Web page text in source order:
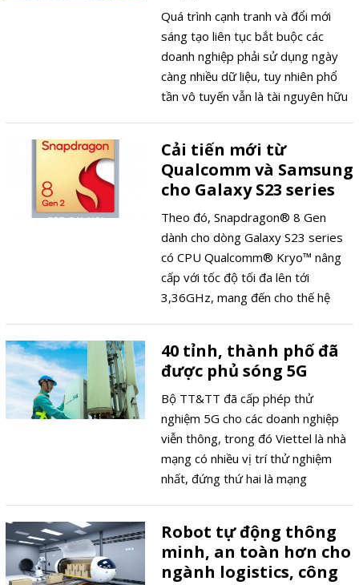
Quá trình cạnh tranh và đổi mới
sáng tạo liên tục bắt buộc các
doanh nghiệp phải sử dụng ngày
càng nhiều dữ liệu, tuy nhiên phổ
tần vô tuyến vẫn là tài nguyên hữu
hiện nay và 6G sắp tới sẽ tiếp tục
tạo ra nhu cầu khổng lồ về dữ liệu
tốc độ cao. Ngoài ra, trong tương
lai, các ứng dụng mới hiện còn chưa
được phát minh sẽ tạo ra nhu cầu
lớn hơn nữa về băng thông, kèm
theo đó là nhu cầu về linh kiện bán
dẫn tiên tiến để hỗ trợ các công
ứng nhu cầu đổi mới trong bối cảnh
bất ổn gần đây của chuỗi cung
ứng?
Cải tiến mới từ
Qualcomm và Samsung
cho Galaxy S23 series
Theo đó, Snapdragon® 8 Gen
dành cho dòng Galaxy S23 series
có CPU Qualcomm® Kryo™ nâng
cấp với tốc độ tối đa lên tới
3,36GHz, mang đến cho thế hệ
40 tỉnh, thành phố đã
được phủ sóng 5G
Bộ TT&TT đã cấp phép thử
nghiệm 5G cho các doanh nghiệp
viễn thông, trong đó Viettel là nhà
mạng có nhiều vị trí thử nghiệm
nhất, đứng thứ hai là mạng
Robot tự động thông
minh, an toàn hơn cho
ngành logistics, công